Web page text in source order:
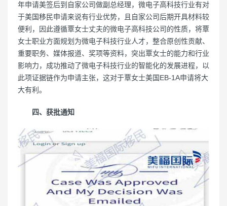
年申请美签后到自家公司做副总经理，微电子高科技行业有对
于美国移民申请来说有行业优势，且自家公司后期开具材料较
便利，因此遵循覃女士丈夫的微电子高科技公司的性质，将覃
女士职业方面规划为微电子科技行业人才，整合原创性贡献、
重要职务、媒体报道、奖项等资料，突出覃女士的能力和行业
影响力，成功推动了微电子科技行业的智能化的发展进程，以
此项证据链作为申请主张，这对于覃女士美国EB-1A申请将大
大有利。
四、获批通知